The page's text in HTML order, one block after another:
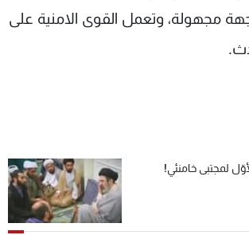
مجهولة، وتعمل القوى الامنية على
لمجتبى خامنئي!